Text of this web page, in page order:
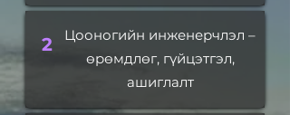
2
Цооногийн инженерчлэл –
өрөмдлөг, гүйцэтгэл,
ашиглалт